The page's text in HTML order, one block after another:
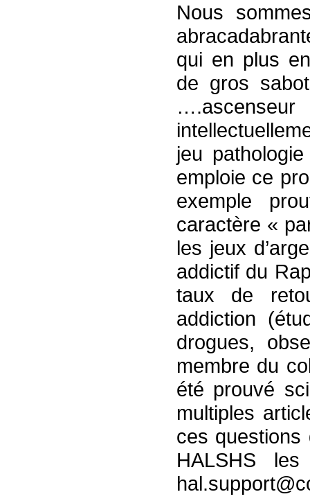
Nous
qui en plus
de gros
jeu
emploie ce
exemple
caractère «
les jeux
addictif du
taux de
addiction
drogues,
membre du
été prouvé
multiples
ces
HALSHS